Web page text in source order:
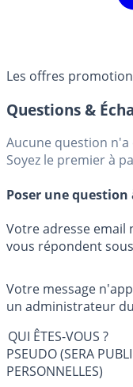
Les offres
Questions &
Aucune question
Soyez le premier à
Poser une
Votre adresse email
vous répondent
Votre message
un administrateur
QUI ÊTES-VOUS ?
PSEUDO (SERA
PERSONNELLES)